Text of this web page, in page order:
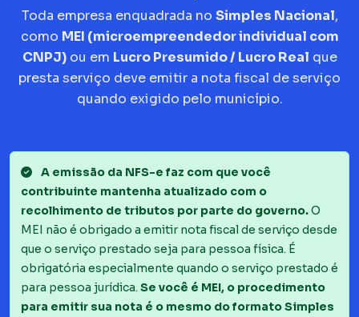
Toda empresa enquadrada no Simples Nacional,
como MEI (microempreendedor individual com
CNPJ)ou em Lucro Presumido / Lucro Real que
presta serviço deve emitir a nota fiscal de serviço
quando exigido pelo município.
A emissão da NFS-e faz com que você
contribuinte mantenha atualizado com o
recolhimento de tributos por parte do governo.O
MEI não é obrigado a emitir nota fiscal de serviço desde
que o serviço prestado seja para pessoa física. É
obrigatória especialmente quando o serviço prestado é
para pessoa jurídica. Se você é MEI, o procedimento
para emitir sua nota é o mesmo do formato Simples